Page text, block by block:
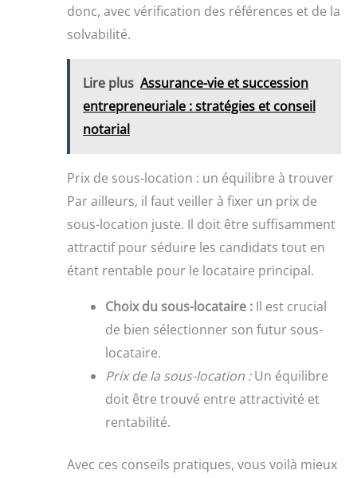
donc, avec vérification des références et de la
solvabilité.
Lire plus Assurance-vie et succession
entrepreneuriale : stratégies et conseil
notarial
Prix de sous-location : un équilibre à trouver
Par ailleurs, il faut veiller à fixer un prix de
sous-location juste. Il doit être suffisamment
attractif pour séduire les candidats tout en
étant rentable pour le locataire principal.
Choix du sous-locataire : Il est crucial
de bien sélectionner son futur sous-
locataire.
Prix de la sous-location :Un équilibre
doit être trouvé entre attractivité et
rentabilité.
Avec ces conseils pratiques, vous voilà mieux